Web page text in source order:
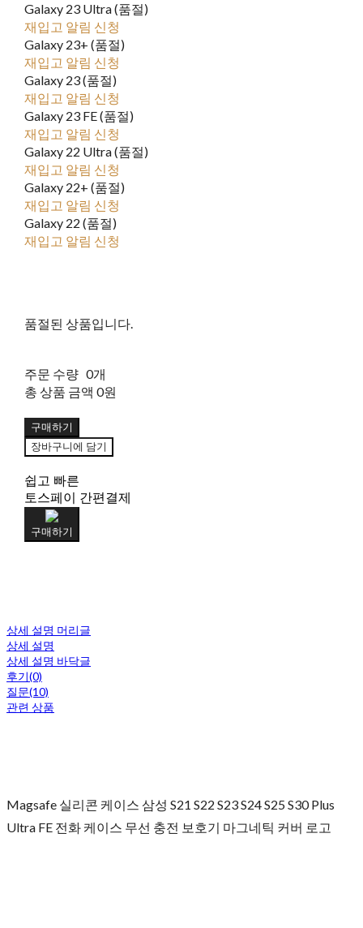
Galaxy 23 Ultra (품절)
재입고 알림 신청
Galaxy 23+ (품절)
재입고 알림 신청
Galaxy 23 (품절)
재입고 알림 신청
Galaxy 23 FE (품절)
재입고 알림 신청
Galaxy 22 Ultra (품절)
재입고 알림 신청
Galaxy 22+ (품절)
재입고 알림 신청
Galaxy 22 (품절)
재입고 알림 신청
품절된 상품입니다.
주문 수량 0개
총 상품 금액 0원
구매하기
장바구니에 담기
쉽고 빠른
토스페이 간편결제
구매하기
상세 설명 머리글
상세 설명
상세 설명 바닥글
후기(0)
질문(10)
관련 상품
Magsafe 실리콘 케이스 삼성 S21 S22 S23 S24 S25 S30 Plus
Ultra FE 전화 케이스 무선 충전 보호기 마그네틱 커버 로고